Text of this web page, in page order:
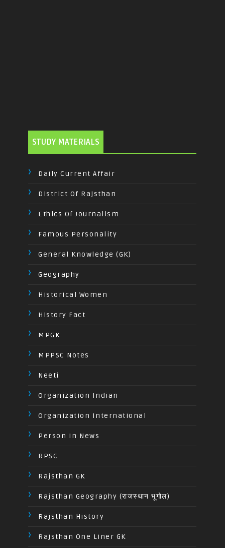
STUDY MATERIALS
Daily Current Affair
District Of Rajsthan
Ethics Of Journalism
Famous Personality
General Knowledge (GK)
Geography
Historical Women
History Fact
MPGK
MPPSC Notes
Neeti
Organization Indian
Organization International
Person In News
RPSC
Rajsthan GK
Rajsthan Geography (राजस्थान भूगोल)
Rajsthan History
Rajsthan One Liner GK